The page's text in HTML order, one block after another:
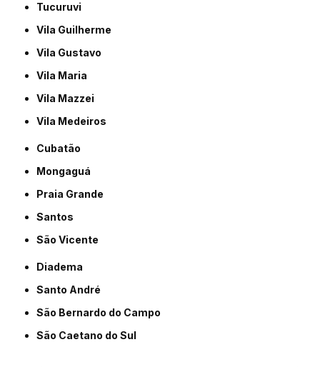
Tucuruvi
Vila Guilherme
Vila Gustavo
Vila Maria
Vila Mazzei
Vila Medeiros
Cubatão
Mongaguá
Praia Grande
Santos
São Vicente
Diadema
Santo André
São Bernardo do Campo
São Caetano do Sul